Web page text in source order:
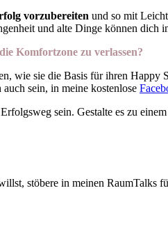
vorzubereiten und so mit
und alte Dinge können dich
Komfortzone zu verlassen?
wie sie die Basis für ihren Happy
sein, in meine kostenlose
sein. Gestalte es zu
stöbere in meinen RaumTalks